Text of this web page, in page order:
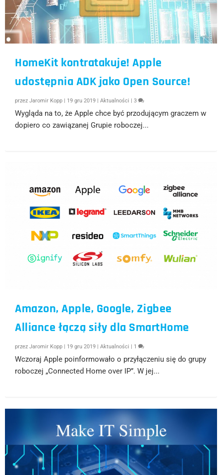
HomeKit kontratakuje! Apple
udostępnia ADK jako Open Source!
przezJaromir Kopp 19 gru 2019 |Aktualności |3
Wygląda na to, że Apple chce być przodującym graczem w
dopiero co zawiązanej Grupie roboczej...
Amazon, Apple, Google, Zigbee
Alliance łączą siły dla SmartHome
przezJaromir Kopp 19 gru 2019 |Aktualności 1
Wczoraj Apple poinformowało o przyłączeniu się do grupy
roboczej „Connected Home over IP”. W jej...